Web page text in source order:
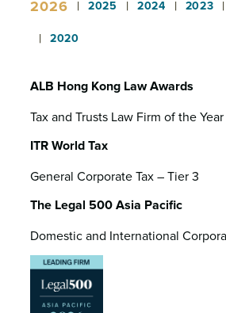
2026 | 2025 | 2024 | 2023 |
| 2020
ALB Hong Kong Law Awards
Tax and Trusts Law Firm of the
ITR World Tax
General Corporate Tax – Tier 3
The Legal 500 Asia Pacific
Domestic and International